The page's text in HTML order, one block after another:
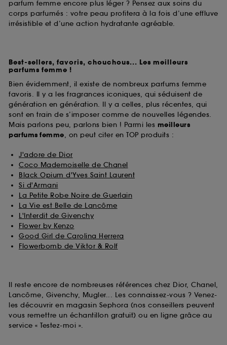
parfum femme encore plus léger ? Pensez aux soins du
corps parfumés : votre peau profitera à la fois d’une effluve
irrésistible et d’une action hydratante agréable.
Best-sellers, favoris, chouchous... Les meilleurs
parfums femme !
Bien évidemment, il existe de nombreux parfums femme
favoris. Il y a les fragrances iconiques, qui séduisent de
génération en génération. Il y a celles, plus récentes, qui
sont en train de s’imposer comme de nouvelles légendes.
Mais parlons peu, parlons bien ! Parmi les meilleurs
parfums femme, on peut citer en TOP produits :
J'adore de Dior
Coco Mademoiselle de Chanel
Black Opium d'Yves Saint Laurent
Si d'Armani
La Petite Robe Noire de Guerlain
La Vie est Belle de Lancôme
L'Interdit de Givenchy
Flower by Kenzo
Good Girl de Carolina Herrera
Flowerbomb de Viktor & Rolf
Il reste encore de nombreuses références chez Dior, Chanel,
Lancôme, Givenchy, Mugler... Les connaissez-vous ? Venez-
les découvrir en magasin Sephora (nos conseillers peuvent
vous remettre un échantillon gratuit) ou en ligne grâce au
service « Testez-moi ».